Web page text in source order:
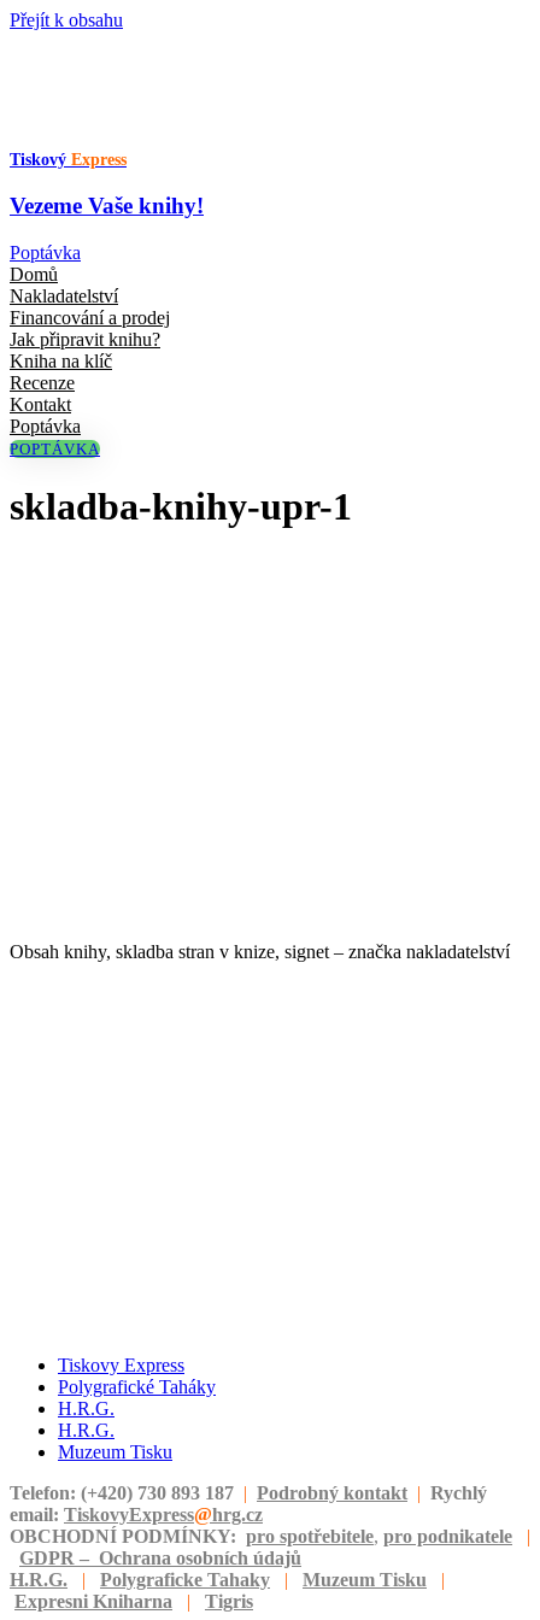
Přejít k obsahu
Tiskový Express
Vezeme Vaše knihy!
Poptávka
Domů
Nakladatelství
Financování a prodej
Jak připravit knihu?
Kniha na klíč
Recenze
Kontakt
Poptávka
POPTÁVKA
skladba-knihy-upr-1
Obsah knihy, skladba stran v knize, signet – značka nakladatelství
Tiskovy Express
Polygrafické Taháky
H.R.G.
H.R.G.
Muzeum Tisku
Telefon: (+420) 730 893 187 | Podrobný kontakt | Rychlý
email: TiskovyExpress@hrg.cz
OBCHODNÍ PODMÍNKY: pro spotřebitele, pro podnikatele
|
GDPR – Ochrana osobních údajů
H.R.G.
| Polygraficke Tahaky | Muzeum Tisku
|
Expresni Kniharna
| Tigris